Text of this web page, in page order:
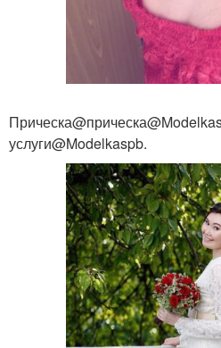
услуги@Modelkaspb.